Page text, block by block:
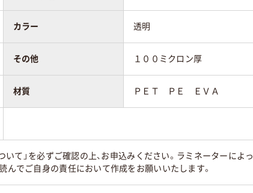
カラー 透明
その他 １００ミクロン厚
材質 ＰＥＴ ＰＥ ＥＶＡ
いて」を必ずご確認の上、お申込みください。ラミネーターに
でご自身の責任において作成をお願いいたします。